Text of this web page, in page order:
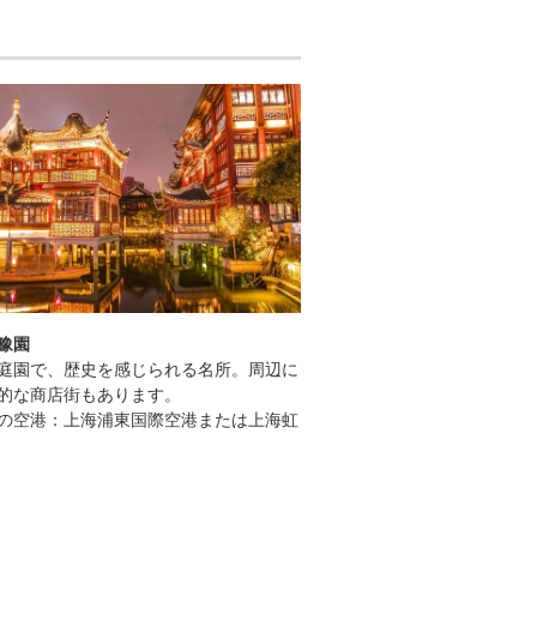
園
園で、歴史を感じられる名所。周辺に
な商店街もあります。
空港：上海浦東国際空港または上海虹